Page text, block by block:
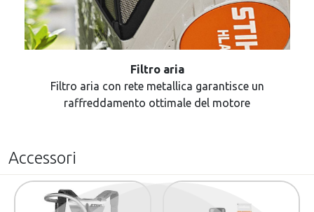
Filtro aria
Filtro aria con rete metallica garantisce un
raffreddamento ottimale del motore
Accessori